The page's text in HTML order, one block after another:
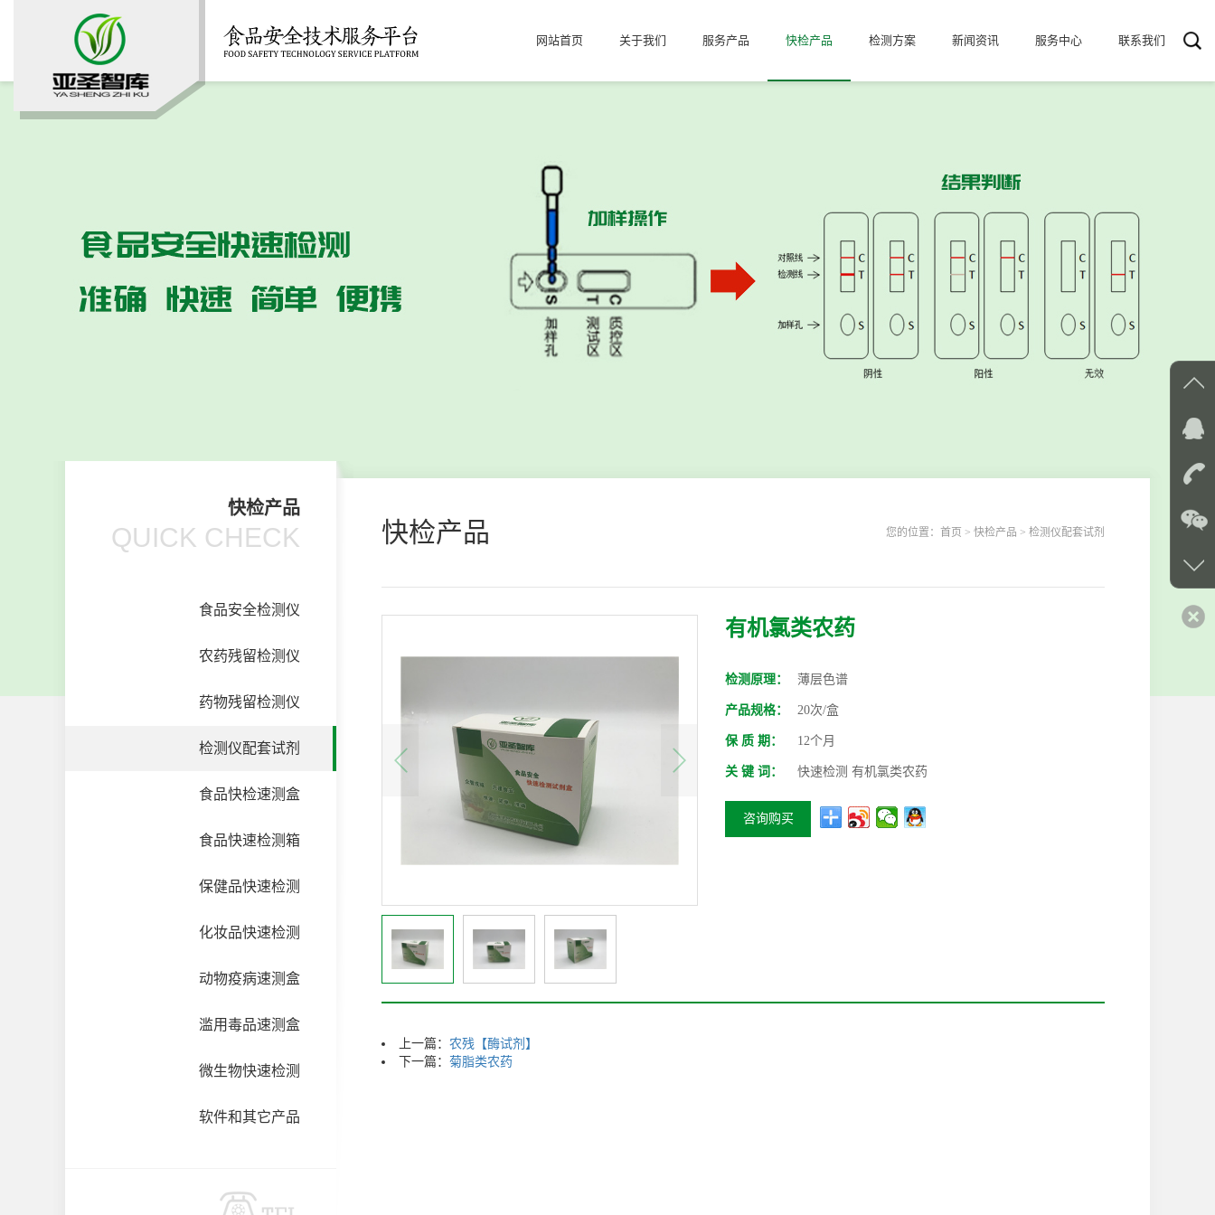
网站首页 关于我们 服务产品 快检产品 检测方案 新闻资讯 服务中心 联系我们
快检产品
QUICK CHECK
食品安全检测仪
农药残留检测仪
药物残留检测仪
检测仪配套试剂
食品快检速测盒
食品快速检测箱
保健品快速检测
化妆品快速检测
动物疫病速测盒
滥用毒品速测盒
微生物快速检测
软件和其它产品
快检产品 您的位置： 首页 > 快检产品 > 检测仪配套试剂
有机氯类农药
检测原理： 薄层色谱
产品规格： 20次/盒
保 质 期： 12个月
关 键 词： 快速检测 有机氯类农药
咨询购买
上一篇： 农残【酶试剂】
下一篇： 菊脂类农药